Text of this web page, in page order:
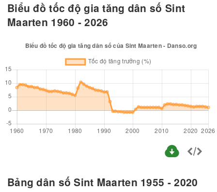
Biểu đồ tốc độ gia tăng dân số Sint
Maarten 1960 - 2026
Bảng dân số Sint Maarten 1955 - 2020